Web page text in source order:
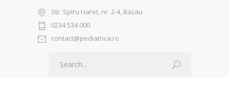
Str. Spiru Haret, nr. 2-4, Bacau
0234 534 000
contact@pediatrica.ro